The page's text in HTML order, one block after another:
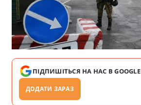
ПІДПИШІТЬСЯ НА НАС В GOOGLE
ДОДАТИ ЗАРАЗ